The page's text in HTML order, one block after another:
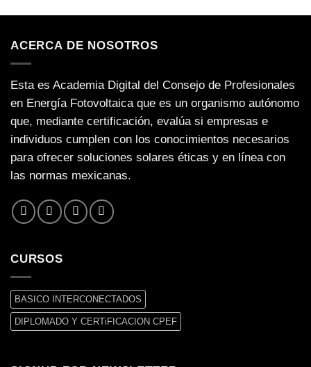
ACERCA DE NOSOTROS
Esta es Academia Digital del Consejo de Profesionales
en Energía Fotovoltaica que es un organismo autónomo
que, mediante certificación, evalúa si empresas e
individuos cumplen con los conocimientos necesarios
para ofrecer soluciones solares éticas y en línea con
las normas mexicanas.
CURSOS
BASICO INTERCONECTADOS
DIPLOMADO Y CERTiFICACION CPEF